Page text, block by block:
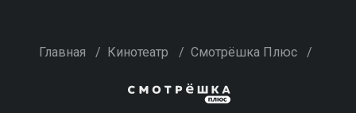
Главная / Кинотеатр / Смотрёшка Плюс /